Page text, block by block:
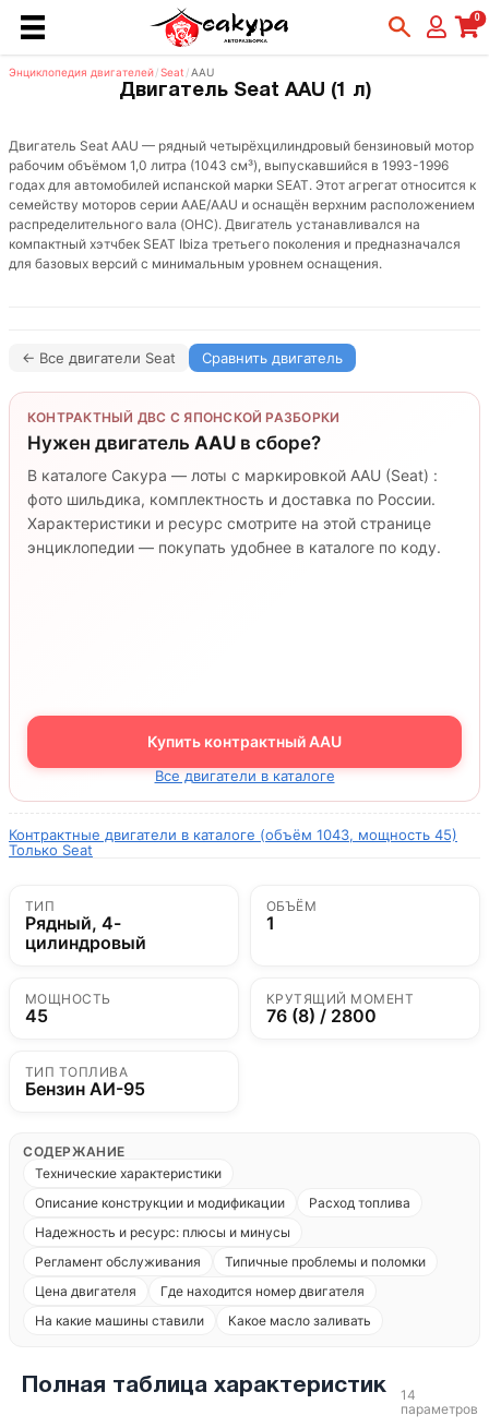
0
Энциклопедия двигателей/Seat /AAU
Двигатель Seat AAU (1 л)
Двигатель Seat AAU — рядный четырёхцилиндровый бензиновый мотор
рабочим объёмом 1,0 литра (1043 см³), выпускавшийся в 1993-1996
годах для автомобилей испанской марки SEAT. Этот агрегат относится к
семейству моторов серии AAE/AAU и оснащён верхним расположением
распределительного вала (OHC). Двигатель устанавливался на
компактный хэтчбек SEAT Ibiza третьего поколения и предназначался
для базовых версий с минимальным уровнем оснащения.
← Все двигатели Seat Сравнить двигатель
КОНТРАКТНЫЙ ДВС С ЯПОНСКОЙ РАЗБОРКИ
Нужен двигатель AAU в сборе?
В каталоге Сакура — лоты с маркировкой AAU (Seat) :
фото шильдика, комплектность и доставка по России.
Характеристики и ресурс смотрите на этой странице
энциклопедии — покупать удобнее в каталоге по коду.
Купить контрактный AAU
Все двигатели в каталоге
Контрактные двигатели в каталоге (объём 1043, мощность 45)
Только Seat
ТИП
Рядный, 4-
цилиндровый
ОБЪЁМ
1
МОЩНОСТЬ
45
КРУТЯЩИЙ МОМЕНТ
76 (8) / 2800
ТИП ТОПЛИВА
Бензин АИ-95
СОДЕРЖАНИЕ
Технические характеристики
Описание конструкции и модификации
Расход топлива
Надежность и ресурс: плюсы и минусы
Регламент обслуживания
Типичные проблемы и поломки
Цена двигателя
Где находится номер двигателя
На какие машины ставили
Какое масло заливать
Полная таблица характеристик
14
параметров